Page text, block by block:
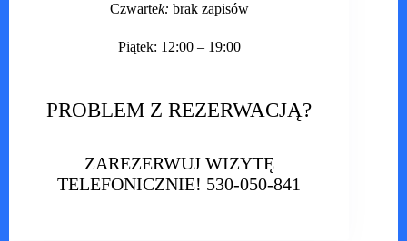
Czwartek: brak zapisów
Piątek: 12:00 – 19:00
PROBLEM Z REZERWACJĄ?
ZAREZERWUJ WIZYTĘ
TELEFONICZNIE! 530-050-841